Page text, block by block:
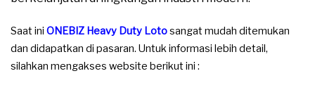
Saat ini ONEBIZ Heavy Duty Lotosangat mudah ditemukan
dan didapatkan di pasaran. Untuk informasi lebih detail,
silahkan mengakses website berikut ini :